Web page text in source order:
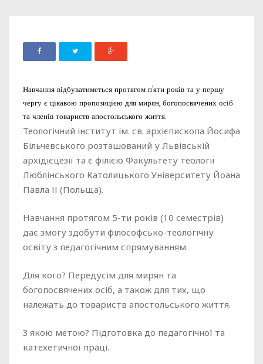
Навчання відбуватиметься протягом п’яти років та у першу
чергу є цікавою пропозицією для мирян, богопосвячених осіб
та членів товариств апостольського життя.
Теологічний інститут ім. св. архієпископа Йосифа
Більчевського розташований у Львівській
архідієцезії та є філією Факультету теології
Люблінського Католицького Університету Йоана
Павла ІІ (Польща).
Навчання протягом 5-ти років (10 семестрів)
дає змогу здобути філософсько-теологічну
освіту з педагогічним спрямуванням.
Для кого? Передусім для мирян та
богопосвячених осіб, а також для тих, що
належать до товариств апостольського життя.
З якою метою? Підготовка до педагогічної та
катехетичної праці.